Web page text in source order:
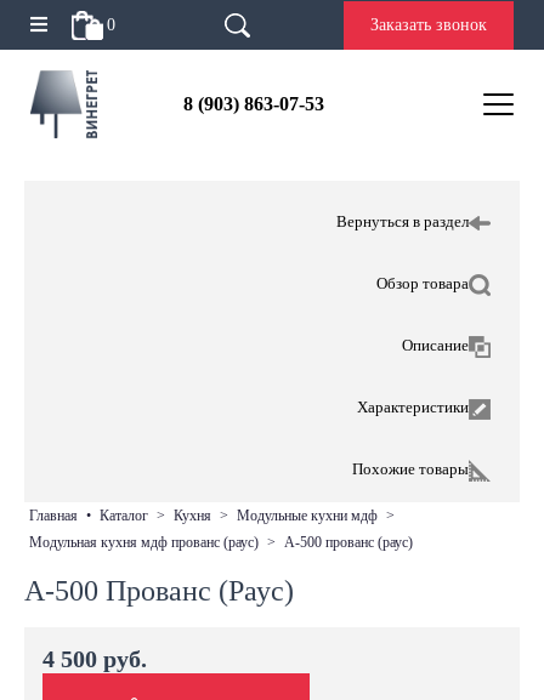
0 Заказать звонок
8 (903) 863-07-53
Вернуться в раздел
Обзор товара
Описание
Характеристики
Похожие товары
главная • каталог > кухня > модульные кухни мдф >
модульная кухня мдф прованс (раус) > а-500 прованс (раус)
А-500 Прованс (Раус)
4 500 руб.